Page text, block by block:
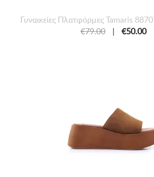
Γυναικείες Πλατφόρμες Tamaris
€79.00
| €50.00